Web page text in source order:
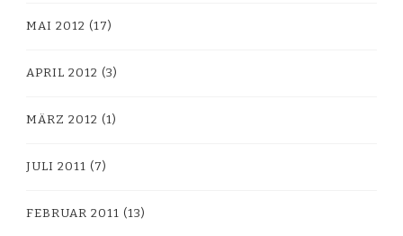
MAI 2012 (17)
APRIL 2012 (3)
MÄRZ 2012 (1)
JULI 2011 (7)
FEBRUAR 2011 (13)